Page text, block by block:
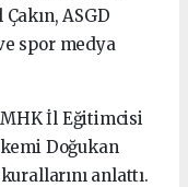
ASGD
spor medya
İl Eğitimcisi
Doğukan
anlattı.